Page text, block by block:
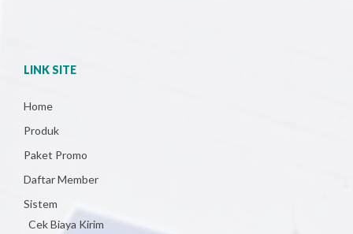
LINK SITE
Home
Produk
Paket Promo
Daftar Member
Sistem
Cek Biaya Kirim